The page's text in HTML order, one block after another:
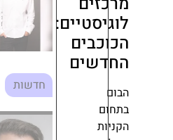
מדריכים
עומדים
דירה?
אזנקוט
למה
את
עו"ד תום
26.02